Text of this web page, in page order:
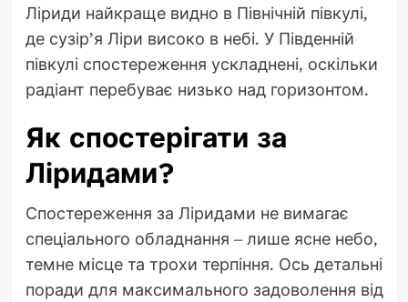
Ліриди найкраще видно в Північній півкулі,
де сузір’я Ліри високо в небі. У Південній
півкулі спостереження ускладнені, оскільки
радіант перебуває низько над горизонтом.
Як спостерігати за
Ліридами?
Спостереження за Ліридами не вимагає
спеціального обладнання – лише ясне небо,
темне місце та трохи терпіння. Ось детальні
поради для максимального задоволення від